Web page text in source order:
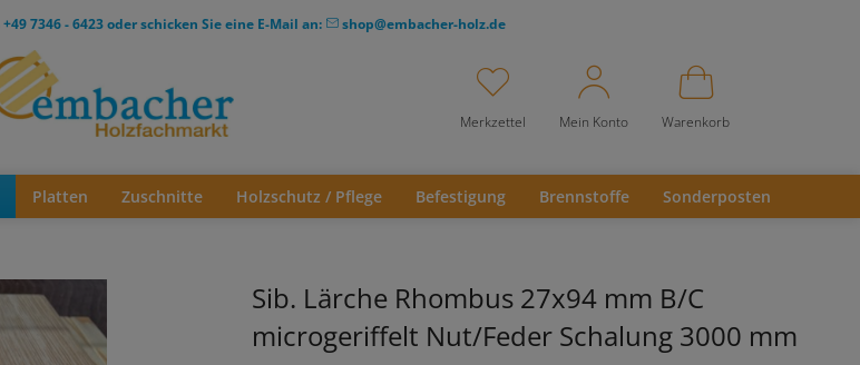
+49 7346 - 6423oder schicken Sie eine E-Mail an: shop@embacher-holz.de
Merkzettel Mein Konto Warenkorb
Platten Zuschnitte Holzschutz / Pflege Befestigung Brennstoffe
Sonderposten
Sib. Lärche Rhombus 27x94 mm B/C
microgeriffelt Nut/Feder Schalung 3000 mm